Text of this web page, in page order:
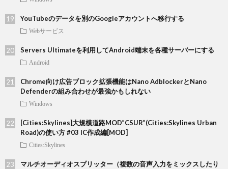
YouTubeのデータを別のGoogleアカウントへ移行する
Webサービス
Servers Ultimateを利用してAndroid端末を各種サーバーにする
Android
Chrome向け広告ブロック拡張機能はNano AdblockerとNano
Defenderの組み合わせが最強かもしれない
Windows
[Cities:Skylines]大規模道路MOD”CSUR”(Cities:Skylines Urban
Road)の使い方 #03 IC作成編[MOD]
Cities:Skylines
マルチオーディオスプリッター（複数の音声入力をミックスしたり